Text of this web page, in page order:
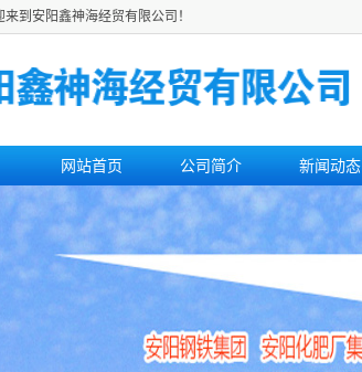
来到安阳鑫神海经贸有限公司！
网站首页 公司简介 新闻动态